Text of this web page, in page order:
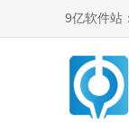
9亿软件站